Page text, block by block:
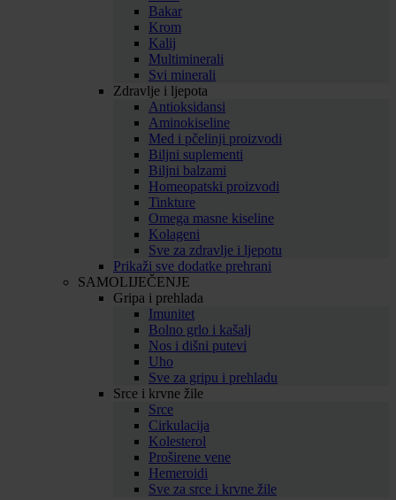
Bakar
Krom
Kalij
Multiminerali
Svi minerali
Zdravlje i ljepota
Antioksidansi
Aminokiseline
Med i pčelinji proizvodi
Biljni suplementi
Biljni balzami
Homeopatski proizvodi
Tinkture
Omega masne kiseline
Kolageni
Sve za zdravlje i ljepotu
Prikaži sve dodatke prehrani
SAMOLIJEČENJE
Gripa i prehlada
Imunitet
Bolno grlo i kašalj
Nos i dišni putevi
Uho
Sve za gripu i prehladu
Srce i krvne žile
Srce
Cirkulacija
Kolesterol
Proširene vene
Hemeroidi
Sve za srce i krvne žile